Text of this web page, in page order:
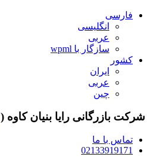
فارسی
انگلیسی
عربی
سازگار با wpml
کشور
ایران
عربی
چین
شرکت بازرگانی رایا بنیان کاوه (
تماس با ما
02133919171